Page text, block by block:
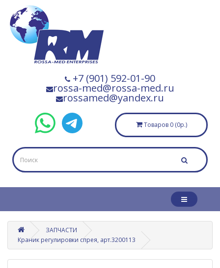
+7 (901) 592-01-90
rossa-med@rossa-med.ru
rossamed@yandex.ru
Товаров 0 (0р.)
ЗАПЧАСТИ
Краник регулировки спрея, арт.3200113